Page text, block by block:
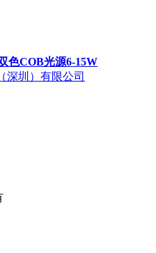
色COB光源6-15W
深圳）有限公司